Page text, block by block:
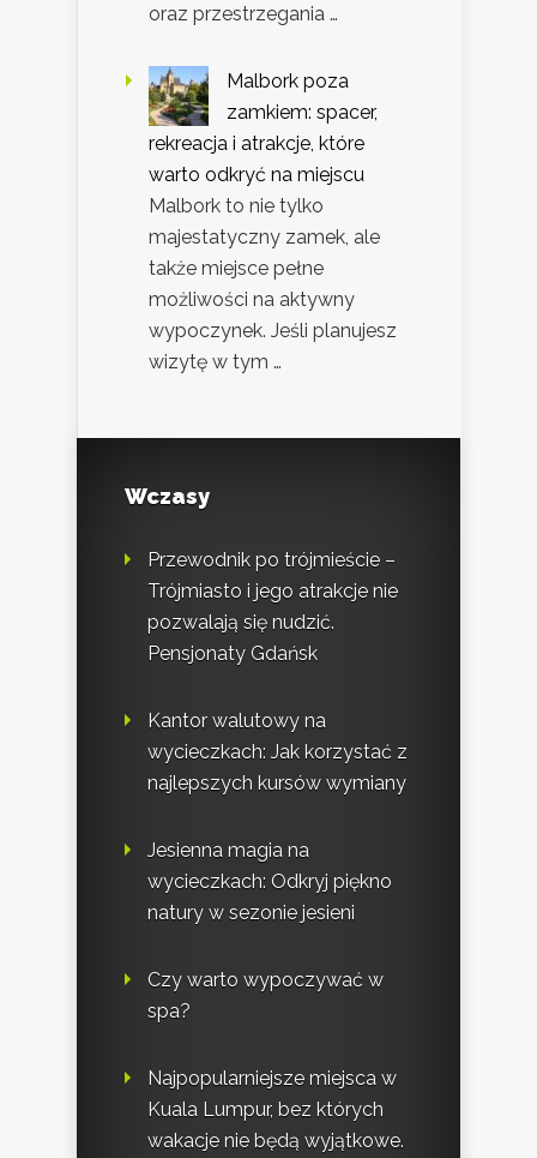
oraz przestrzegania …
Malbork poza
zamkiem: spacer,
rekreacja i atrakcje, które
warto odkryć na miejscu
Malbork to nie tylko
majestatyczny zamek, ale
także miejsce pełne
możliwości na aktywny
wypoczynek. Jeśli planujesz
wizytę w tym …
Wczasy
Przewodnik po trójmieście –
Trójmiasto i jego atrakcje nie
pozwalają się nudzić.
Pensjonaty Gdańsk
Kantor walutowy na
wycieczkach: Jak korzystać z
najlepszych kursów wymiany
Jesienna magia na
wycieczkach: Odkryj piękno
natury w sezonie jesieni
Czy warto wypoczywać w
spa?
Najpopularniejsze miejsca w
Kuala Lumpur, bez których
wakacje nie będą wyjątkowe.